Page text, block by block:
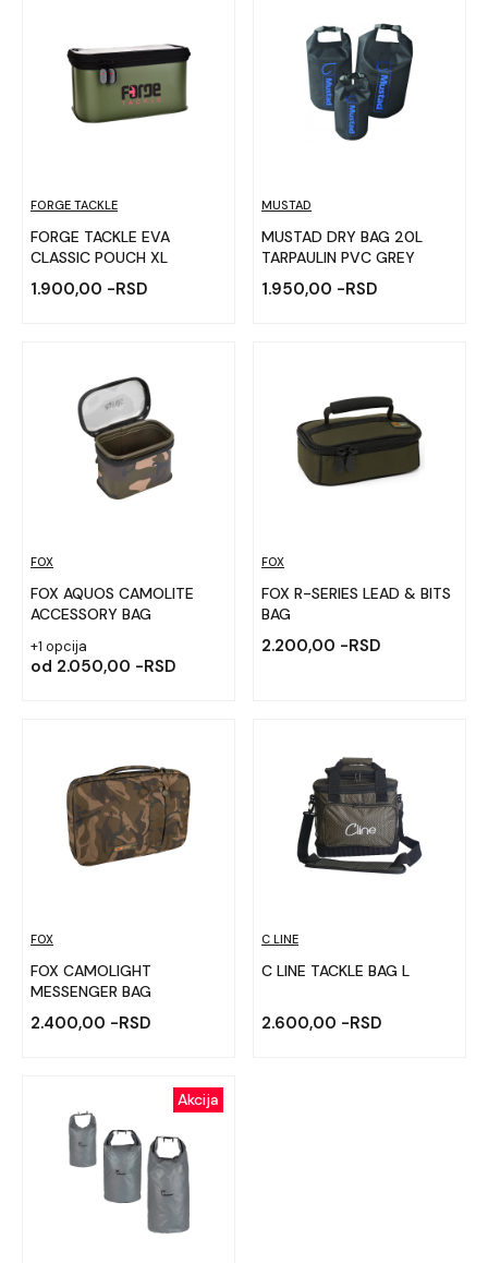
FORGE TACKLE
FORGE TACKLE EVA
CLASSIC POUCH XL
1.900,00 -RSD
MUSTAD
MUSTAD DRY BAG 20L
TARPAULIN PVC GREY
1.950,00 -RSD
FOX
FOX AQUOS CAMOLITE
ACCESSORY BAG
+1 opcija
od 2.050,00 -RSD
FOX
FOX R-SERIES LEAD & BITS
BAG
2.200,00 -RSD
FOX
FOX CAMOLIGHT
MESSENGER BAG
2.400,00 -RSD
C LINE
C LINE TACKLE BAG L
2.600,00 -RSD
Akcija